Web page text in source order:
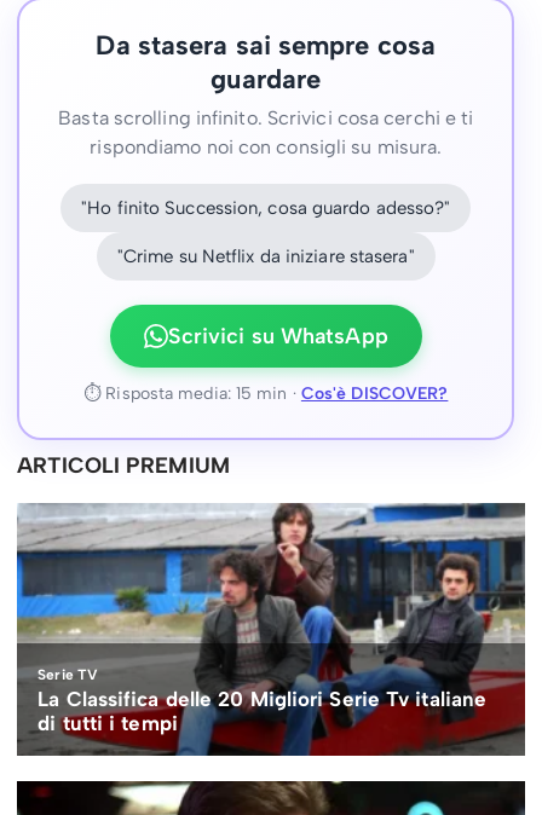
Da stasera sai sempre cosa
guardare
Basta scrolling infinito. Scrivici cosa cerchi e ti
rispondiamo noi con consigli su misura.
"Ho finito Succession, cosa guardo adesso?"
"Crime su Netflix da iniziare stasera"
Scrivici su WhatsApp
⏱ Risposta media: 15 min · Cos'è DISCOVER?
ARTICOLI PREMIUM